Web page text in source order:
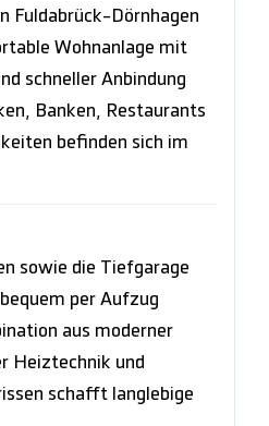
Fuldabrück-Dörnhagen
Wohnanlage mit
schneller Anbindung
Banken, Restaurants
befinden sich im
sowie die Tiefgarage
per Aufzug
aus moderner
Heiztechnik und
schafft langlebige